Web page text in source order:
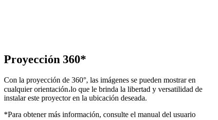
Proyección 360*
Con la proyección de 360°, las imágenes se pueden mostrar en
cualquier orientación،lo que le brinda la libertad y versatilidad de
instalar este proyector en la ubicación deseada.
*Para obtener más información, consulte el manual del usuario